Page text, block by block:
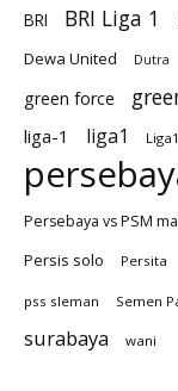
BRI
BRI Liga 1
Dewa United Dutra
green force
liga-1 liga1
Persebaya vs PSM
Persis solo Persita
pss sleman Semen
surabaya wani